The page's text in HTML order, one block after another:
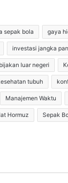
sepak bola gaya
investasi jangka
luar negeri
tubuh
Manajemen Waktu
Hormuz Sepak